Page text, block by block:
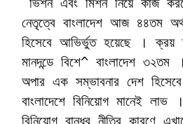
নেতৃত্বে বাংলাদেশ আজ ৪৪তম
হিসেবে আভির্ভুত হয়েছে । ক্রয়
মানদন্ডে বিশে^ বাংলাদেশ ৩২তম
অপার এক সম্ভাবনার দেশ
বাংলাদেশে বিনিয়োগ মানেই
বিনিয়োগ বান্ধব নীতির কারণে